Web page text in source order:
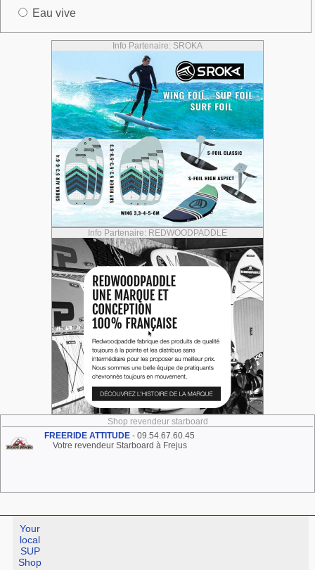
Eau vive
Info Partenaire: SROKA
Info Partenaire: REDWOODPADDLE
Shop revendeur starboard
FREERIDE ATTITUDE - 09.54.67.60.45
Votre revendeur Starboard à Frejus
Your
local
SUP
Shop